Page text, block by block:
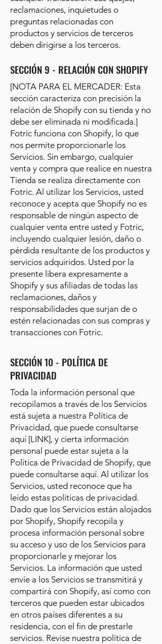
reclamaciones, inquietudes o
preguntas relacionadas con
productos y servicios de terceros
deben dirigirse a los terceros.
SECCIÓN 9 - RELACIÓN CON SHOPIFY
[NOTA PARA EL MERCADER: Esta
sección caracteriza con precisión la
relación de Shopify con su tienda y no
debe ser eliminada ni modificada.]
Fotric funciona con Shopify, lo que
nos permite proporcionarle los
Servicios. Sin embargo, cualquier
venta y compra que realice en nuestra
Tienda se realiza directamente con
Fotric. Al utilizar los Servicios, usted
reconoce y acepta que Shopify no es
responsable de ningún aspecto de
cualquier venta entre usted y Fotric,
incluyendo cualquier lesión, daño o
pérdida resultante de los productos y
servicios adquiridos. Usted por la
presente libera expresamente a
Shopify y sus afiliadas de todas las
reclamaciones, daños y
responsabilidades que surjan de o
estén relacionadas con sus compras y
transacciones con Fotric.
SECCIÓN 10 - POLÍTICA DE
PRIVACIDAD
Toda la información personal que
recopilamos a través de los Servicios
está sujeta a nuestra Política de
Privacidad, que puede consultarse
aquí [LINK], y cierta información
personal puede estar sujeta a la
Política de Privacidad de Shopify, que
puede consultarse aquí. Al utilizar los
Servicios, usted reconoce que ha
leído estas políticas de privacidad.
Dado que los Servicios están alojados
por Shopify, Shopify recopila y
procesa información personal sobre
su acceso y uso de los Servicios para
proporcionarle y mejorar los
Servicios. La información que usted
envíe a los Servicios se transmitirá y
compartirá con Shopify, así como con
terceros que pueden estar ubicados
en otros países diferentes a su
residencia, con el fin de prestarle
servicios. Revise nuestra política de